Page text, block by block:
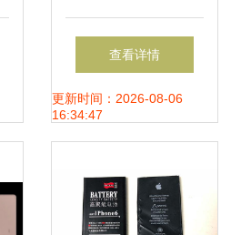
析 性能、续航与替
换指南
查看详情
更新时间：2026-08-06
16:34:47